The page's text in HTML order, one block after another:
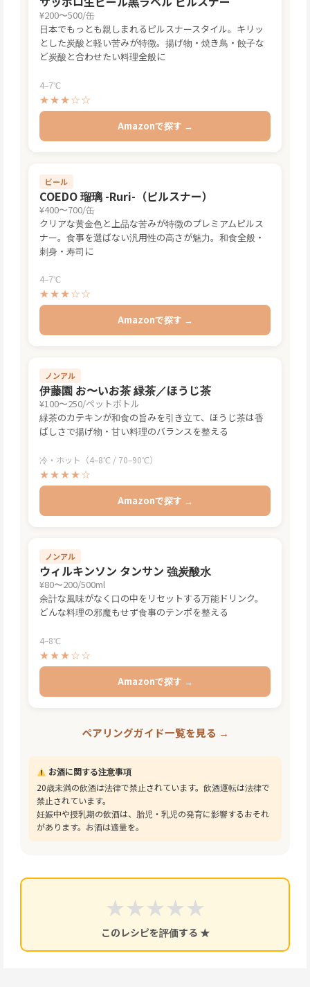
¥200〜500/缶
日本でもっとも親しまれるピルスナースタイル。キリッ
とした炭酸と軽い苦みが特徴。揚げ物・焼き鳥・餃子な
ど炭酸と合わせたい料理全般に
4–7℃
★★★☆☆
Amazonで探す →
ビール
COEDO 瑠璃 -Ruri-（ピルスナー）
¥400〜700/缶
クリアな黄金色と上品な苦みが特徴のプレミアムピルス
ナー。食事を選ばない汎用性の高さが魅力。和食全般・
刺身・寿司に
4–7℃
★★★☆☆
Amazonで探す →
ノンアル
伊藤園 お〜いお茶 緑茶／ほうじ茶
¥100〜250/ペットボトル
緑茶のカテキンが和食の旨みを引き立て、ほうじ茶は香
ばしさで揚げ物・甘い料理のバランスを整える
冷・ホット（4–8℃ / 70–90℃）
★★★★☆
Amazonで探す →
ノンアル
ウィルキンソン タンサン 強炭酸水
¥80〜200/500ml
余計な風味がなく口の中をリセットする万能ドリンク。
どんな料理の邪魔もせず食事のテンポを整える
4–8℃
★★★☆☆
Amazonで探す →
ペアリングガイド一覧を見る →
お酒に関する注意事項
20歳未満の飲酒は法律で禁止されています。飲酒運転は法律で
禁止されています。
妊娠中や授乳期の飲酒は、胎児・乳児の発育に影響するおそれ
があります。お酒は適量を。
★
★
★
★
★
このレシピを評価する ★